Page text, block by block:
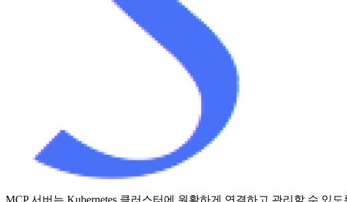
MCP 서버는 Kubernetes 클러스터에 원활하게 연결하고 관리할 수 있